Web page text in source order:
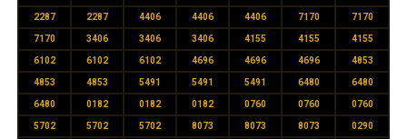
2287 2287 4406 4406 4406 7170 7170
7170 3406 3406 3406 4155 4155 4155
6102 6102 6102 4696 4696 4696 4853
4853 4853 5491 5491 5491 6480 6480
6480 0182 0182 0182 0760 0760 0760
5702 5702 5702 8073 8073 8073 0290